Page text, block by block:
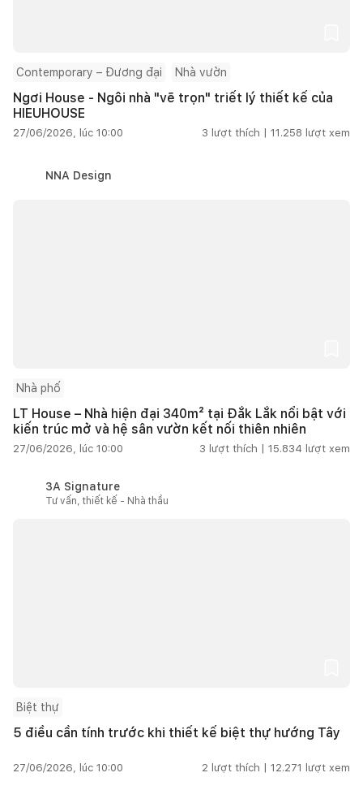
Contemporary – Đương đại Nhà vườn
Ngơi House - Ngôi nhà "vẽ trọn" triết lý thiết kế của
HIEUHOUSE
27/06/2026, lúc 10:00 3 lượt thích | 11.258 lượt xem
NNA Design
Nhà phố
LT House – Nhà hiện đại 340m² tại Đắk Lắk nổi bật với
kiến trúc mở và hệ sân vườn kết nối thiên nhiên
27/06/2026, lúc 10:00 3 lượt thích | 15.834 lượt xem
3A Signature
Tư vấn, thiết kế - Nhà thầu
Biệt thự
5 điều cần tính trước khi thiết kế biệt thự hướng Tây
27/06/2026, lúc 10:00 2 lượt thích | 12.271 lượt xem